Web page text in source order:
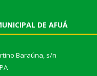
DE AFUÁ
Baraúna, s/n